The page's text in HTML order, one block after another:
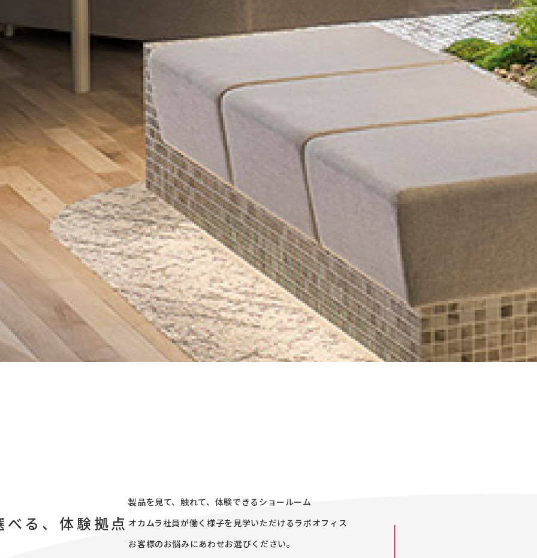
べる、体験拠点
製品を見て、触れて、体験できるショールーム
オカムラ社員が働く様子を見学いただけるラボオフィス
お客様のお悩みにあわせお選びください。